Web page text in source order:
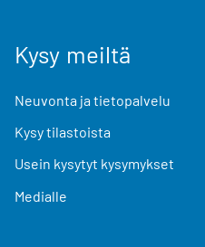
Kysy meiltä
Neuvonta ja tietopalvelu
Kysy tilastoista
Usein kysytyt kysymykset
Medialle